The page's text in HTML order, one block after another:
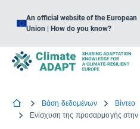
An official website of the European
Union | How do you know?
Βάση δεδομένων
Βίντεο